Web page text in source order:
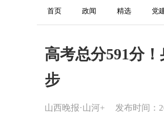
首页 政闻 精选 党
高考总分591分
步
山西晚报·山河+ 发布时间：